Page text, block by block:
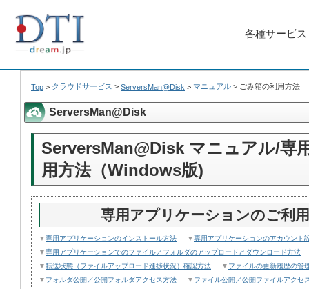
各種サービス
Top > クラウドサービス > ServersMan@Disk > マニュアル > ごみ箱の利用方法
ServersMan@Disk
ServersMan@Disk マニュアル/専
用方法（Windows版)
専用アプリケーションのご利
▼専用アプリケーションのインストール方法 ▼専用アプリケーションのアカウント
▼専用アプリケーションでのファイル／フォルダのアップロードとダウンロード方法
▼転送状態（ファイルアップロード進捗状況）確認方法 ▼ ファイルの更新履歴の管
▼ フォルダ公開／公開フォルダアクセス方法 ▼ ファイル公開／公開ファイルアクセ